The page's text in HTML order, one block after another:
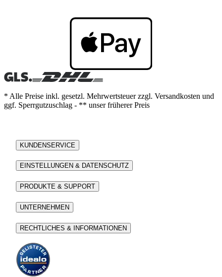
* Alle Preise inkl. gesetzl. Mehrwertsteuer zzgl. Versandkosten und
ggf. Sperrgutzuschlag - ** unser früherer Preis
KUNDENSERVICE
EINSTELLUNGEN & DATENSCHUTZ
PRODUKTE & SUPPORT
UNTERNEHMEN
RECHTLICHES & INFORMATIONEN